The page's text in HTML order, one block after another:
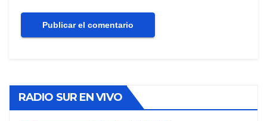
RADIO SUR EN VIVO